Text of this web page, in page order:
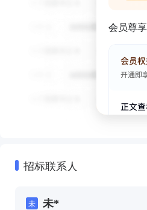
会员尊
招标联系人
未 未*